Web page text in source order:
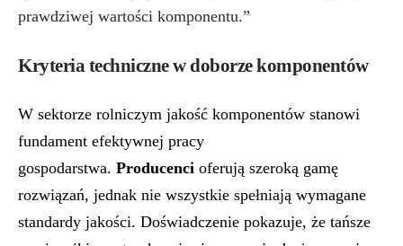
prawdziwej wartości komponentu.”
Kryteria techniczne w doborze komponentów
W sektorze rolniczym jakość komponentów stanowi
fundament efektywnej pracy
gospodarstwa. Producenci oferują szeroką gamę
rozwiązań, jednak nie wszystkie spełniają wymagane
standardy jakości. Doświadczenie pokazuje, że tańsze